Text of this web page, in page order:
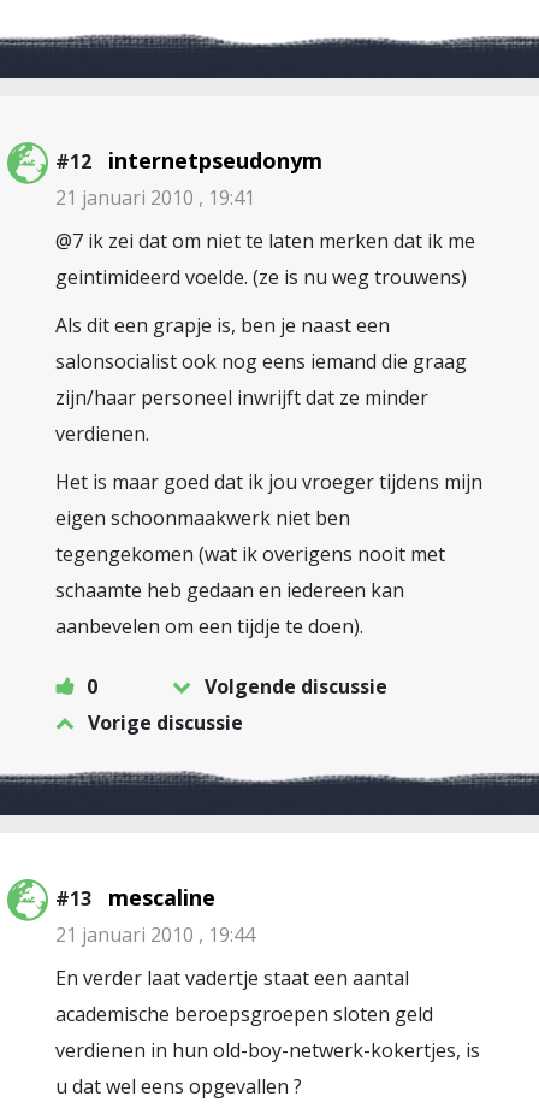
#12 internetpseudonym
21 januari 2010 , 19:41
@7 ik zei dat om niet te laten merken dat ik me
geintimideerd voelde. (ze is nu weg trouwens)
Als dit een grapje is, ben je naast een
salonsocialist ook nog eens iemand die graag
zijn/haar personeel inwrijft dat ze minder
verdienen.
Het is maar goed dat ik jou vroeger tijdens mijn
eigen schoonmaakwerk niet ben
tegengekomen (wat ik overigens nooit met
schaamte heb gedaan en iedereen kan
aanbevelen om een tijdje te doen).
0
Volgende discussie
Vorige discussie
#13 mescaline
21 januari 2010 , 19:44
En verder laat vadertje staat een aantal
academische beroepsgroepen sloten geld
verdienen in hun old-boy-netwerk-kokertjes, is
u dat wel eens opgevallen ?